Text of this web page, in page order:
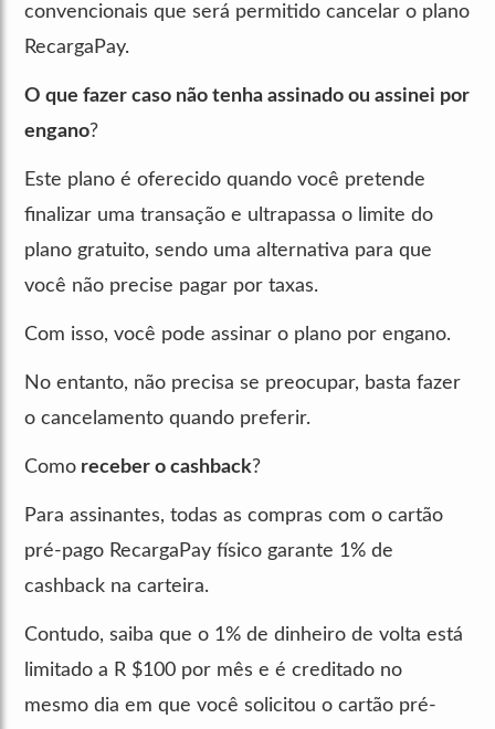
convencionais que será permitido cancelar o plano
RecargaPay.
O que fazer caso não tenha assinado ou assinei por
engano?
Este plano é oferecido quando você pretende
finalizar uma transação e ultrapassa o limite do
plano gratuito, sendo uma alternativa para que
você não precise pagar por taxas.
Com isso, você pode assinar o plano por engano.
No entanto, não precisa se preocupar, basta fazer
o cancelamento quando preferir.
Como receber o cashback?
Para assinantes, todas as compras com o cartão
pré-pago RecargaPay físico garante 1% de
cashback na carteira.
Contudo, saiba que o 1% de dinheiro de volta está
limitado a R $100 por mês e é creditado no
mesmo dia em que você solicitou o cartão pré-